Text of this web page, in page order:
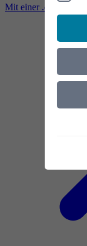
Mit einer .de-Domain